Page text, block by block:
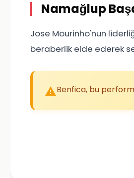
Namağlup
Jose Mourinho'nun
beraberlik elde ederek
Benfica, bu